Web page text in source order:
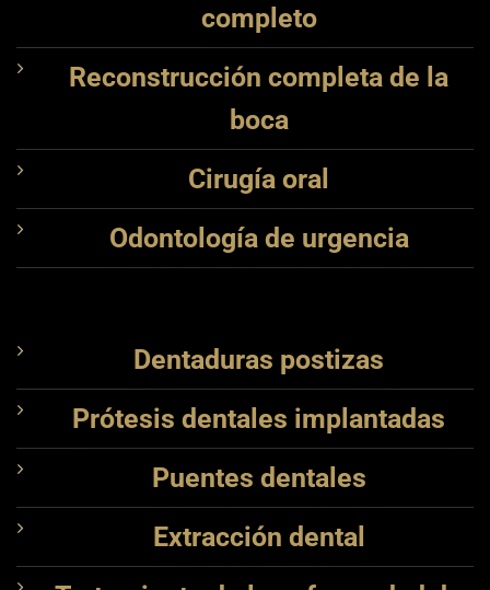
completo
Reconstrucción completa de la
boca
Cirugía oral
Odontología de urgencia
Dentaduras postizas
Prótesis dentales implantadas
Puentes dentales
Extracción dental